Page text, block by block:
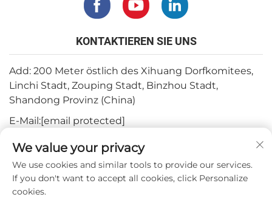
KONTAKTIEREN SIE UNS
Add: 200 Meter östlich des Xihuang Dorfkomitees,
Linchi Stadt, Zouping Stadt, Binzhou Stadt,
Shandong Provinz (China)
E-Mail:[email protected]
Tel.: +82-3180427370
Telefon: +86-15564344404
WhatsApp: +82-1022396668
We value your privacy
We use cookies and similar tools to provide our services.
If you don't want to accept all cookies, click Personalize
cookies.